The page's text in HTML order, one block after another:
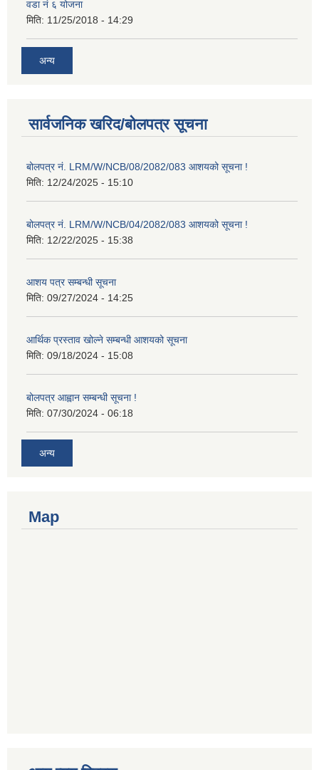
वडा नं ६ योजना
मिति: 11/25/2018 - 14:29
अन्य
सार्वजनिक खरिद/बोलपत्र सूचना
बोलपत्र नं. LRM/W/NCB/08/2082/083 आशयको सूचना !
मिति: 12/24/2025 - 15:10
बोलपत्र नं. LRM/W/NCB/04/2082/083 आशयको सूचना !
मिति: 12/22/2025 - 15:38
आशय पत्र सम्बन्धी सूचना
मिति: 09/27/2024 - 14:25
आर्थिक प्रस्ताव खोल्ने सम्बन्धी आशयको सूचना
मिति: 09/18/2024 - 15:08
बोलपत्र आह्वान सम्बन्धी सूचना !
मिति: 07/30/2024 - 06:18
अन्य
Map